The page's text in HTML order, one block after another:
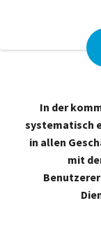
In der
systematisch
in allen
mit